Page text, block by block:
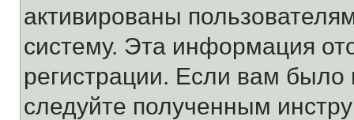
активированы
систему. Эта информация
регистрации. Если вам
следуйте полученным